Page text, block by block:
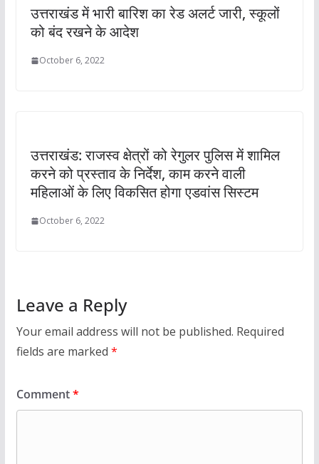
उत्तराखंड में भारी बारिश का रेड अलर्ट जारी, स्कूलों
को बंद रखने के आदेश
October 6, 2022
उत्तराखंड: राजस्व क्षेत्रों को रेगुलर पुलिस में शामिल
करने को प्रस्ताव के निर्देश, काम करने वाली
महिलाओं के लिए विकसित होगा एडवांस सिस्टम
October 6, 2022
Leave a Reply
Your email address will not be published. Required
fields are marked *
Comment*